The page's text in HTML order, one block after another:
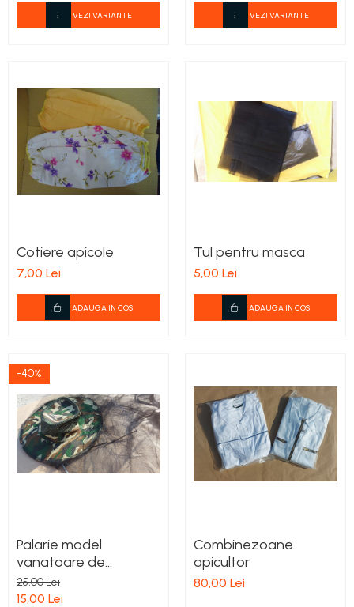
VEZI VARIANTE VEZI VARIANTE
Cotiere apicole
7,00 Lei
ADAUGA IN COS
Tul pentru masca
5,00 Lei
ADAUGA IN COS
-40%
Palarie model
vanatoare de
apicultor
25,00 Lei
15,00 Lei
Combinezoane
apicultor
80,00 Lei